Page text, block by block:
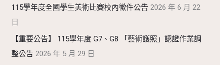
115學年度全國學生美術比賽校內徵件公告 2026 年 6 月 22
日
【重要公告】 115學年度 G7、G8 「藝術護照」認證作業調
整公告 2026 年 5 月 29 日